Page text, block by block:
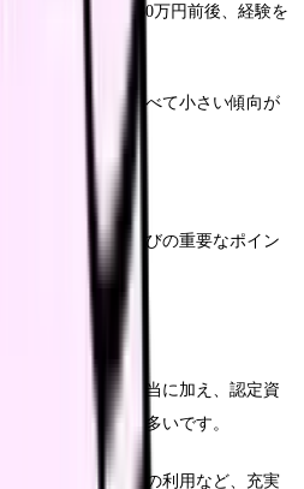
く、新卒で年収380万円前後、経験を
昇給幅は民間に比べて小さい傾向が
利厚生も勤務先選びの重要なポイン
などの基本的な手当に加え、認定資
していることが多いです。
度や福利厚生施設の利用など、充実